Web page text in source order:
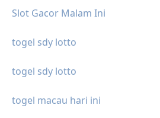
Slot Gacor Malam Ini
togel sdy lotto
togel sdy lotto
togel macau hari ini